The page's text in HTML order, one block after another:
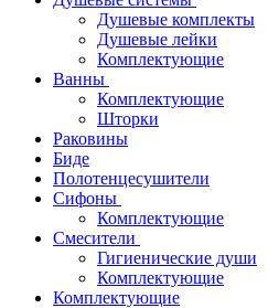
Душевые комплекты
Душевые лейки
Комплектующие
Ванны
Комплектующие
Шторки
Раковины
Биде
Полотенцесушители
Сифоны
Комплектующие
Смесители
Гигиенические души
Комплектующие
Комплектующие